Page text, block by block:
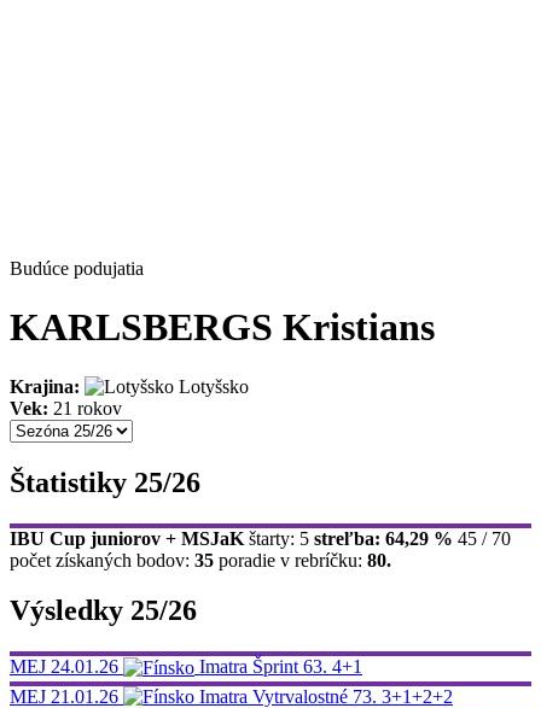
Budúce podujatia
KARLSBERGS Kristians
Krajina:
Lotyšsko
Vek: 21 rokov
Štatistiky 25/26
IBU Cup juniorov + MSJaK štarty: 5 streľba: 64,29 % 45 / 70
počet získaných bodov: 35 poradie v rebríčku: 80.
Výsledky 25/26
MEJ 24.01.26 Imatra Šprint 63. 4+1
MEJ 21.01.26 Imatra Vytrvalostné 73. 3+1+2+2